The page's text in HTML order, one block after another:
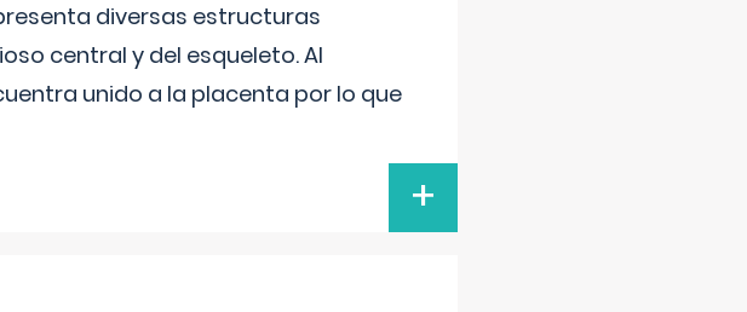
diversas estructuras
central y del esqueleto. Al
unido a la placenta por lo que
+